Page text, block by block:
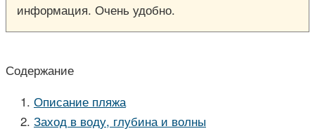
информация. Очень удобно.
Содержание
Описание пляжа
Заход в воду, глубина и волны